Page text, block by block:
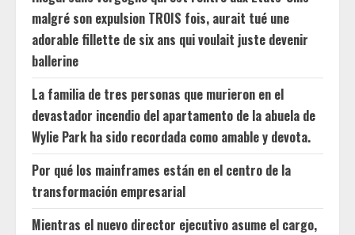
malgré son expulsion TROIS fois, aurait tué une
adorable fillette de six ans qui voulait juste devenir
ballerine
La familia de tres personas que murieron en el
devastador incendio del apartamento de la abuela de
Wylie Park ha sido recordada como amable y devota.
Por qué los mainframes están en el centro de la
transformación empresarial
Mientras el nuevo director ejecutivo asume el cargo,